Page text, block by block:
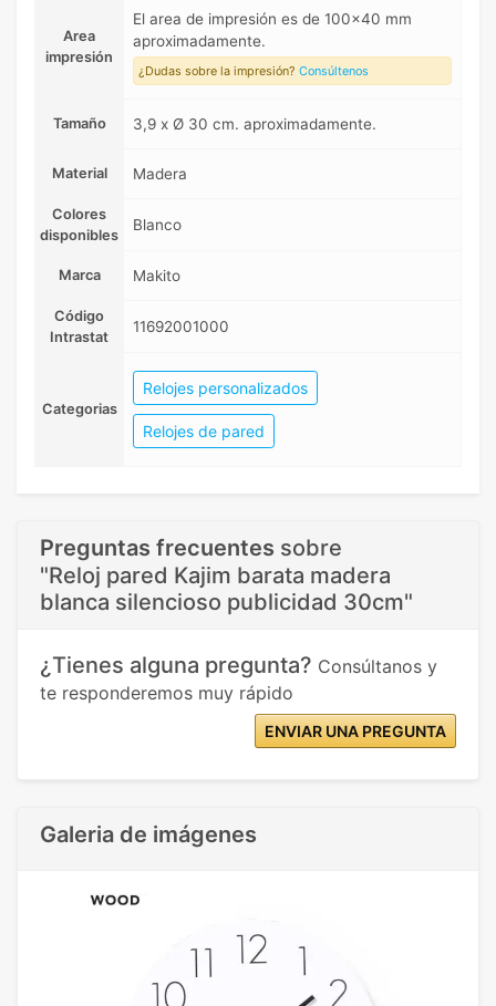
Area
impresión
El area de impresión es de 100x40 mm
aproximadamente.
¿Dudas sobre la impresión? Consúltenos
Tamaño 3,9 x Ø 30 cm. aproximadamente.
Material Madera
Colores
disponibles
Blanco
Marca Makito
Código
Intrastat
11692001000
Categorias
Relojes personalizados
Relojes de pared
Preguntas frecuentes sobre
"Reloj pared Kajim barata madera
blanca silencioso publicidad 30cm"
¿Tienes alguna pregunta? Consúltanos y
te responderemos muy rápido
ENVIAR UNA PREGUNTA
Galeria de imágenes